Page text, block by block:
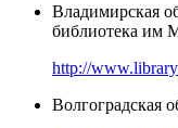
Владимирская
библиотека им
http://
Волгоградская